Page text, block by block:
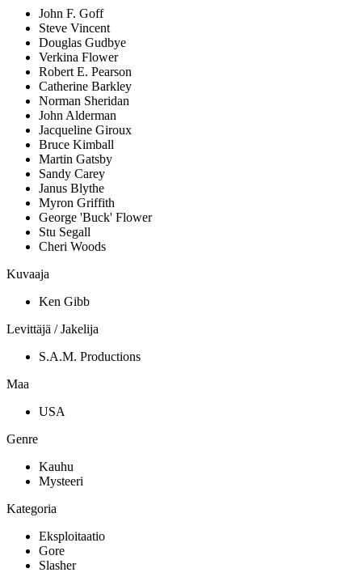
John F. Goff
Steve Vincent
Douglas Gudbye
Verkina Flower
Robert E. Pearson
Catherine Barkley
Norman Sheridan
John Alderman
Jacqueline Giroux
Bruce Kimball
Martin Gatsby
Sandy Carey
Janus Blythe
Myron Griffith
George 'Buck' Flower
Stu Segall
Cheri Woods
Kuvaaja
Ken Gibb
Levittäjä / Jakelija
S.A.M. Productions
Maa
USA
Genre
Kauhu
Mysteeri
Kategoria
Eksploitaatio
Gore
Slasher